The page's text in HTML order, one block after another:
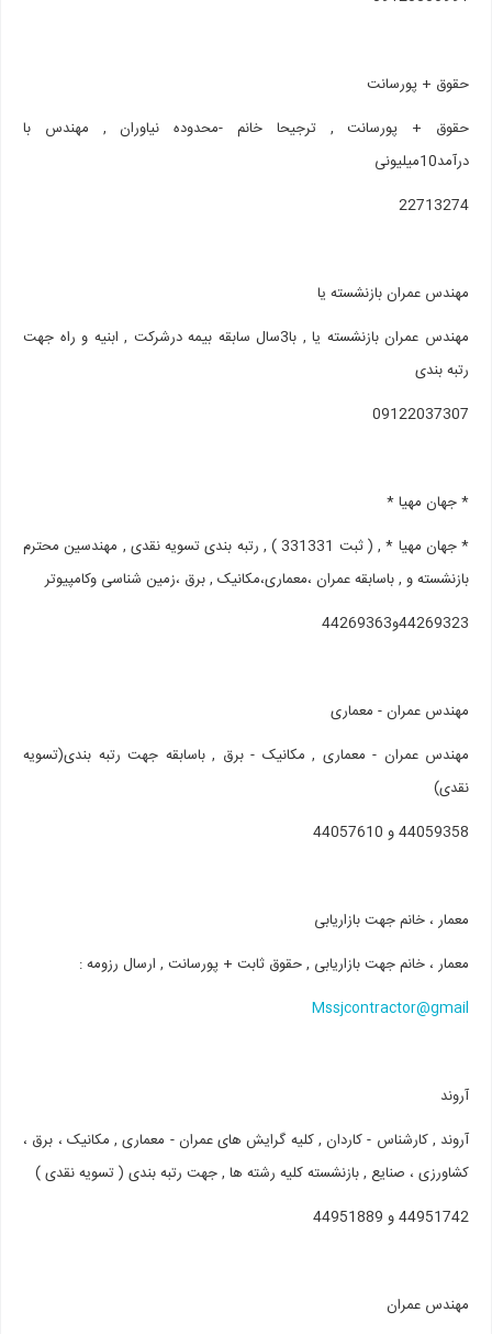
حقوق + پورسانت
حقوق + پورسانت , ترجیحا خانم -محدوده نیاوران , مهندس با
درآمد10میلیونی
22713274
مهندس عمران بازنشسته یا
مهندس عمران بازنشسته یا , با3سال سابقه بیمه درشرکت , ابنیه و راه جهت
رتبه بندی
09122037307
* جهان مهیا *
* جهان مهیا * , ( ثبت 331331 ) , رتبه بندی تسویه نقدی , مهندسین محترم
بازنشسته و , باسابقه عمران ،معماری،مکانیک , برق ،زمین شناسی وکامپیوتر
44269323و44269363
مهندس عمران - معماری
مهندس عمران - معماری , مکانیک - برق , باسابقه جهت رتبه بندی(تسویه
نقدی)
44059358 و 44057610
معمار ، خانم جهت بازاریابی
معمار ، خانم جهت بازاریابی , حقوق ثابت + پورسانت , ارسال رزومه :
Mssjcontractor@gmail
آروند
آروند , کارشناس - کاردان , کلیه گرایش های عمران - معماری , مکانیک ، برق ،
کشاورزی ، صنایع , بازنشسته کلیه رشته ها , جهت رتبه بندی ( تسویه نقدی )
44951742 و 44951889
مهندس عمران